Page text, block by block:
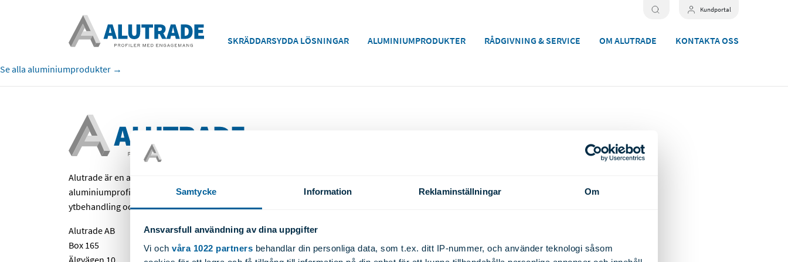
Samtycke Information Reklaminställningar Om
Ansvarsfull användning av dina uppgifter
Vi och våra 1022 partners behandlar din personliga data, som t.ex. ditt IP-nummer, och använder teknologi såsom
Kundportal
SKRÄDDARSYDDA LÖSNINGAR ALUMINIUMPRODUKTER RÅDGIVNING & SERVICE OM ALUTRADE KONTAKTA OSS
Se alla aluminiumprodukter →
Alutrade är en av Nordens ledande tillverkare av kundanpassade
aluminiumprofiler, extruderade komponenter, bearbetning,
ytbehandling och kompletta profilsystem.
Alutrade AB
Box 165
Kontakta oss
Om oss
Bearbetning